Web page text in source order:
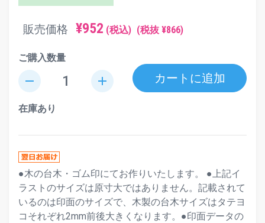
販売価格 ¥952 (税込) (税抜 ¥866)
ご購入数量
remove add カートに追加
在庫あり
●木の台木・ゴム印にてお作りいたします。 ●上記イ
ラストのサイズは原寸大ではありません。記載されて
いるのは印面のサイズで、木製の台木サイズはタテヨ
コそれぞれ2mm前後大きくなります。●印面データの